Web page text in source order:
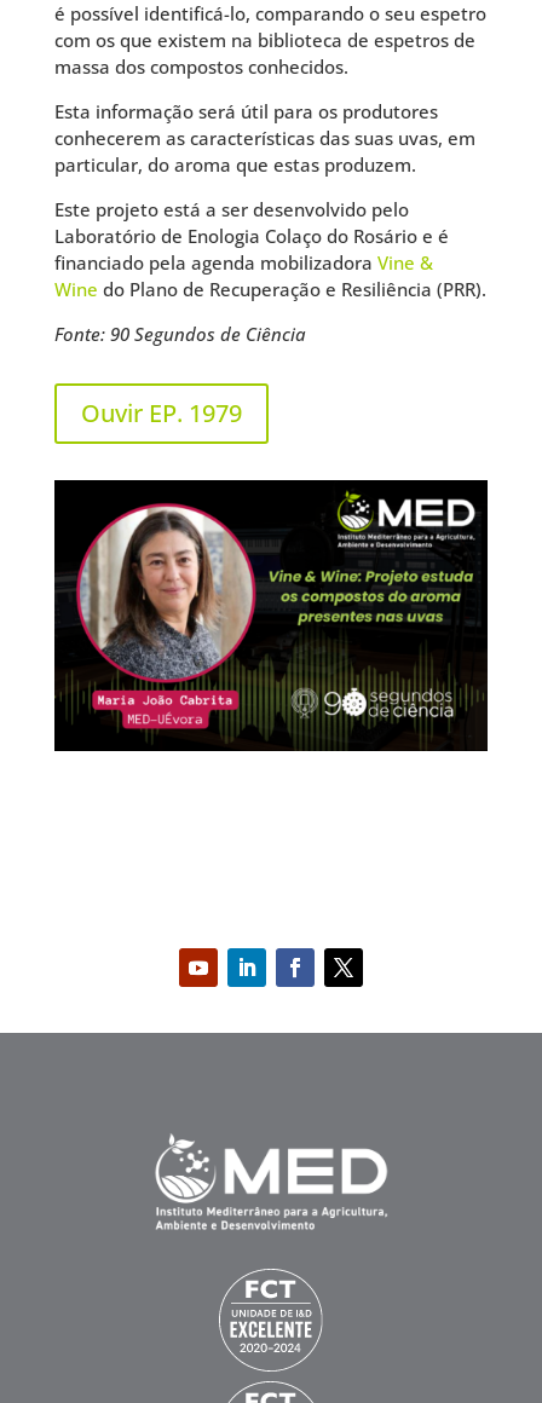
é possível identificá-lo, comparando o seu espetro
com os que existem na biblioteca de espetros de
massa dos compostos conhecidos.
Esta informação será útil para os produtores
conhecerem as características das suas uvas, em
particular, do aroma que estas produzem.
Este projeto está a ser desenvolvido pelo
Laboratório de Enologia Colaço do Rosário e é
financiado pela agenda mobilizadora Vine &
Wine do Plano de Recuperação e Resiliência (PRR).
Fonte: 90 Segundos de Ciência
Ouvir EP. 1979